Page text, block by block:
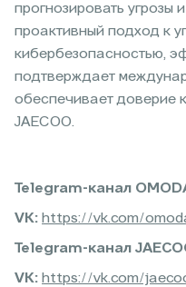
прогнозировать угрозы
проактивный подход к
кибербезопасностью,
подтверждает
обеспечивает доверие
JAECOO.
Telegram-канал
VK: https://vk.com/
Telegram-канал
VK: https://vk.com/